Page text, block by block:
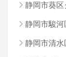
静岡市葵区
静岡市駿河
静岡市清水